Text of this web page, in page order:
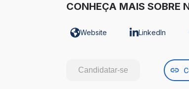
CONHEÇA MAIS SOBRE
Website LinkedIn
Candidatar-se